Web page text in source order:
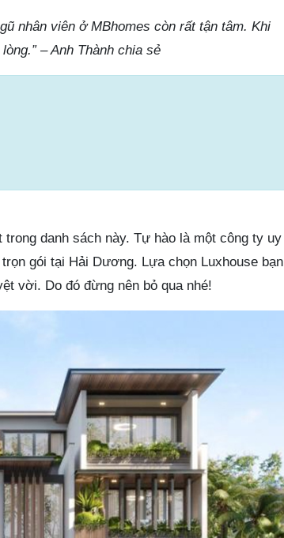
nhân viên ở MBhomes còn rất tận tâm. Khi
– Anh Thành chia sẻ
danh sách này. Tự hào là một công ty uy
gói tại Hải Dương. Lựa chọn Luxhouse bạn
vời. Do đó đừng nên bỏ qua nhé!